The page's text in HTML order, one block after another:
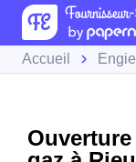
Accueil Engie